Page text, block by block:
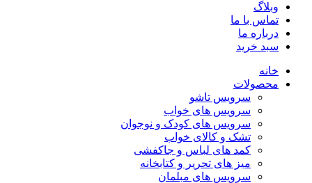
وبلاگ
تماس با ما
درباره ما
سبد خرید
خانه
محصولات
سرویس تاشو
سرویس های خواب
سرویس های کودک و نوجوان
تشک و کالای خواب
کمد های لباس و جاکفشی
میز های تحریر و کتابخانه
سرویس های مبلمان